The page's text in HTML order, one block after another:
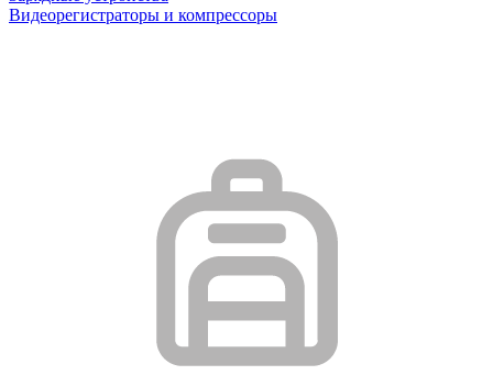
Видеорегистраторы и компрессоры